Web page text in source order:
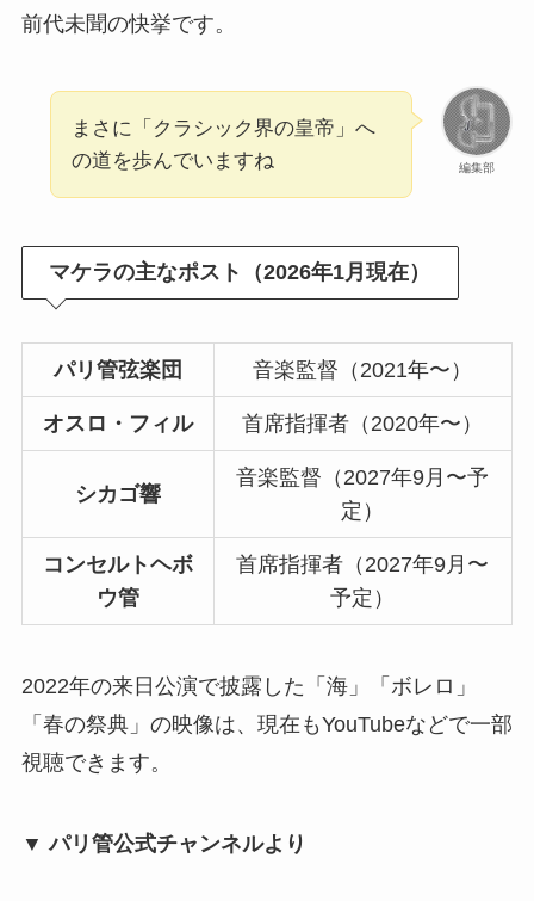
前代未聞の快挙です。
編集部
まさに「クラシック界の皇帝」へ
の道を歩んでいますね
マケラの主なポスト（2026年1月現在）
パリ管弦楽団 音楽監督（2021年〜）
オスロ・フィル 首席指揮者（2020年〜）
シカゴ響
音楽監督（2027年9月〜予
定）
コンセルトヘボ
ウ管
首席指揮者（2027年9月〜
予定）
2022年の来日公演で披露した「海」「ボレロ」
「春の祭典」の映像は、現在もYouTubeなどで一部
視聴できます。
▼ パリ管公式チャンネルより